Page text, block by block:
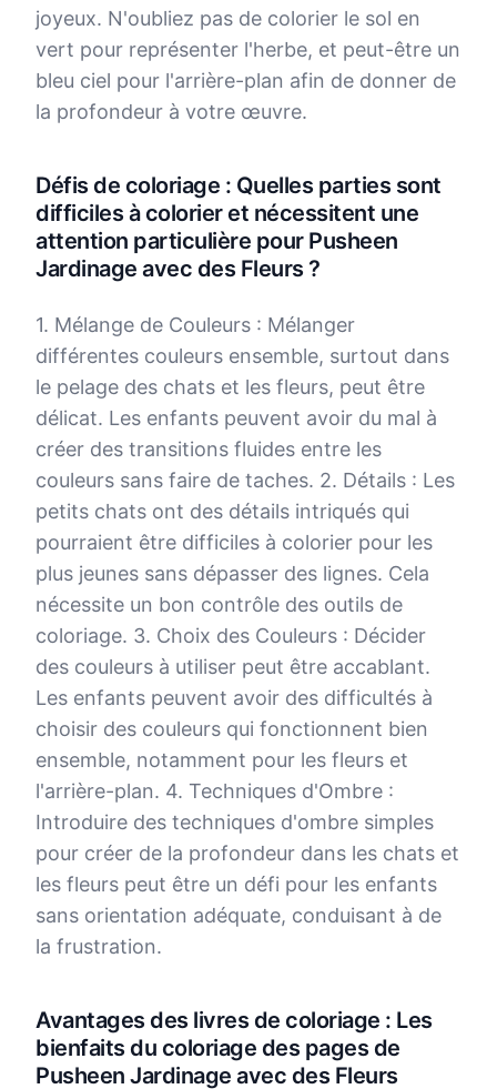
joyeux. N'oubliez pas de colorier le sol en
vert pour représenter l'herbe, et peut-être un
bleu ciel pour l'arrière-plan afin de donner de
la profondeur à votre œuvre.
Défis de coloriage : Quelles parties sont
difficiles à colorier et nécessitent une
attention particulière pour Pusheen
Jardinage avec des Fleurs ?
1. Mélange de Couleurs : Mélanger
différentes couleurs ensemble, surtout dans
le pelage des chats et les fleurs, peut être
délicat. Les enfants peuvent avoir du mal à
créer des transitions fluides entre les
couleurs sans faire de taches. 2. Détails : Les
petits chats ont des détails intriqués qui
pourraient être difficiles à colorier pour les
plus jeunes sans dépasser des lignes. Cela
nécessite un bon contrôle des outils de
coloriage. 3. Choix des Couleurs : Décider
des couleurs à utiliser peut être accablant.
Les enfants peuvent avoir des difficultés à
choisir des couleurs qui fonctionnent bien
ensemble, notamment pour les fleurs et
l'arrière-plan. 4. Techniques d'Ombre :
Introduire des techniques d'ombre simples
pour créer de la profondeur dans les chats et
les fleurs peut être un défi pour les enfants
sans orientation adéquate, conduisant à de
la frustration.
Avantages des livres de coloriage : Les
bienfaits du coloriage des pages de
Pusheen Jardinage avec des Fleurs